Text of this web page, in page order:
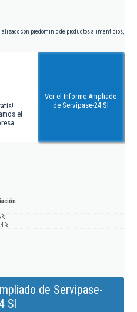
con predominio de productos alimenticios,
el
Ver el Informe Ampliado
de Servipase-24 Sl
%
%
de Servipase-
Sl